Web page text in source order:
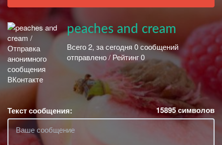
peaches and cream
Всего 2, за сегодня 0 сообщений
отправлено / Рейтинг 0
Текст сообщения: 15895символов